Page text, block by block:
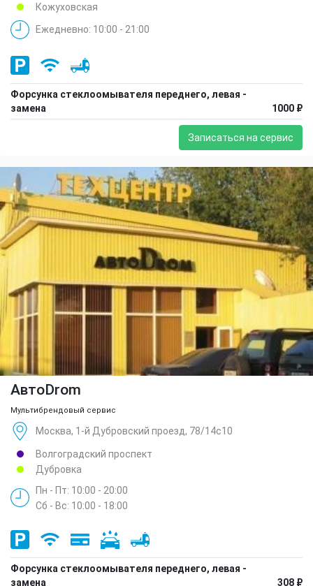
Кожуховская
Ежедневно: 10:00 - 21:00
Форсунка стеклоомывателя переднего, левая -
замена
1000 ₽
Записаться на сервис
АвтоDrom
Мультибрендовый сервис
Москва, 1-й Дубровский проезд, 78/14с10
Волгоградский проспект
Дубровка
Пн - Пт: 10:00 - 20:00
Сб - Вс: 10:00 - 18:00
Форсунка стеклоомывателя переднего, левая -
замена
308 ₽